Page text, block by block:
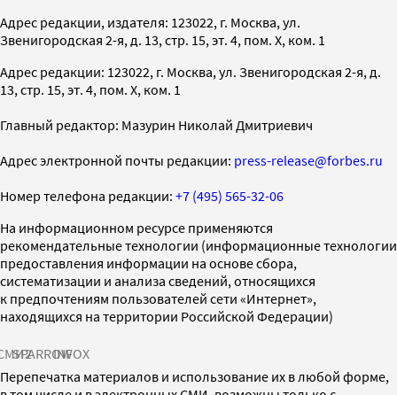
Адрес редакции, издателя: 123022, г. Москва, ул.
Звенигородская 2-я, д. 13, стр. 15, эт. 4, пом. X, ком. 1
Адрес редакции: 123022, г. Москва, ул. Звенигородская 2-я, д.
13, стр. 15, эт. 4, пом. X, ком. 1
Главный редактор: Мазурин Николай Дмитриевич
Адрес электронной почты редакции: press-release@forbes.ru
Номер телефона редакции: +7 (495) 565-32-06
На информационном ресурсе применяются
рекомендательные технологии (информационные технологии
предоставления информации на основе сбора,
систематизации и анализа сведений, относящихся
к предпочтениям пользователей сети «Интернет»,
находящихся на территории Российской Федерации)
SPARROWINFOX
Перепечатка материалов и использование их в любой форме,